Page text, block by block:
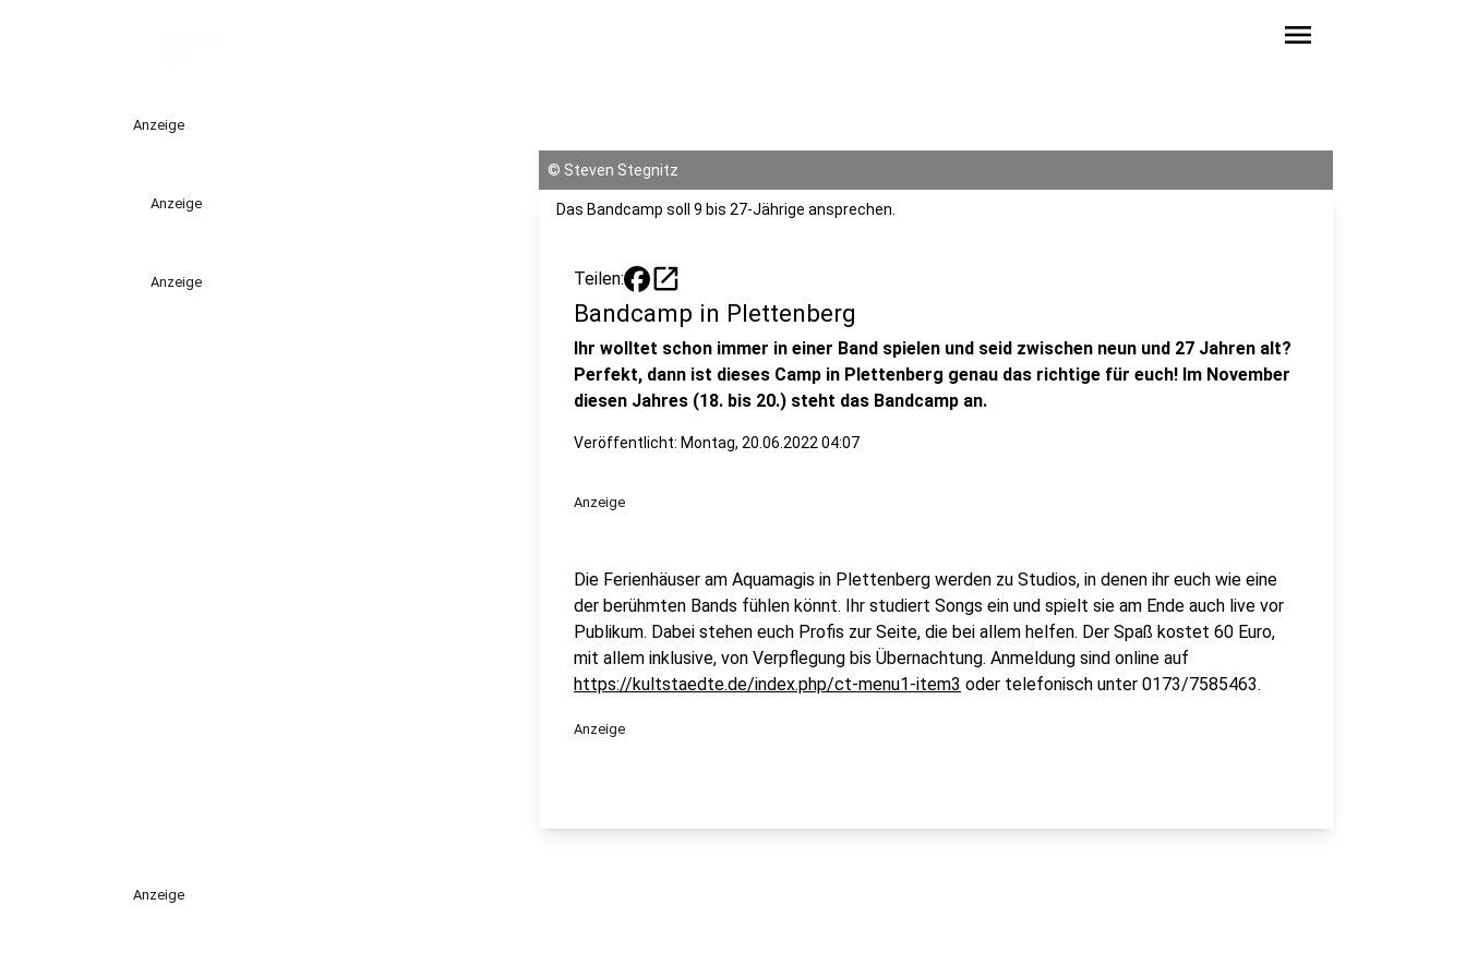
menu
Anzeige
Anzeige
Anzeige
© Steven Stegnitz
Das Bandcamp soll 9 bis 27-Jährige ansprechen.
Teilen: open_in_new
Bandcamp in Plettenberg
Ihr wolltet schon immer in einer Band spielen und seid zwischen neun und 27 Jahren alt?
Perfekt, dann ist dieses Camp in Plettenberg genau das richtige für euch! Im November
diesen Jahres (18. bis 20.) steht das Bandcamp an.
Veröffentlicht: Montag, 20.06.2022 04:07
Anzeige
Die Ferienhäuser am Aquamagis in Plettenberg werden zu Studios, in denen ihr euch wie eine
der berühmten Bands fühlen könnt. Ihr studiert Songs ein und spielt sie am Ende auch live vor
Publikum. Dabei stehen euch Profis zur Seite, die bei allem helfen. Der Spaß kostet 60 Euro,
mit allem inklusive, von Verpflegung bis Übernachtung. Anmeldung sind online auf
https://kultstaedte.de/index.php/ct-menu1-item3 oder telefonisch unter 0173/7585463.
Anzeige
Anzeige